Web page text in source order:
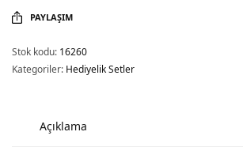
PAYLAŞIM
Stok kodu: 16260
Kategoriler: Hediyelik Setler
Açıklama